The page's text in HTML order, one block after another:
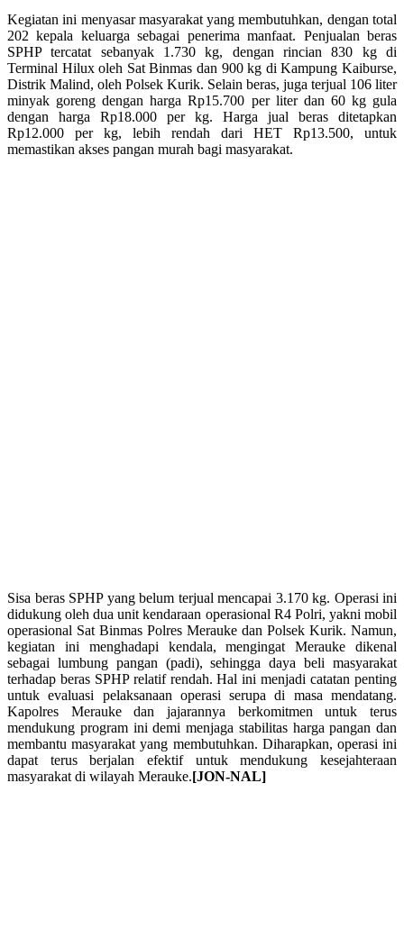
Kegiatan ini menyasar masyarakat yang membutuhkan, dengan total
202 kepala keluarga sebagai penerima manfaat. Penjualan beras
SPHP tercatat sebanyak 1.730 kg, dengan rincian 830 kg di
Terminal Hilux oleh Sat Binmas dan 900 kg di Kampung Kaiburse,
Distrik Malind, oleh Polsek Kurik. Selain beras, juga terjual 106 liter
minyak goreng dengan harga Rp15.700 per liter dan 60 kg gula
dengan harga Rp18.000 per kg. Harga jual beras ditetapkan
Rp12.000 per kg, lebih rendah dari HET Rp13.500, untuk
memastikan akses pangan murah bagi masyarakat.
Sisa beras SPHP yang belum terjual mencapai 3.170 kg. Operasi ini
didukung oleh dua unit kendaraan operasional R4 Polri, yakni mobil
operasional Sat Binmas Polres Merauke dan Polsek Kurik. Namun,
kegiatan ini menghadapi kendala, mengingat Merauke dikenal
sebagai lumbung pangan (padi), sehingga daya beli masyarakat
terhadap beras SPHP relatif rendah. Hal ini menjadi catatan penting
untuk evaluasi pelaksanaan operasi serupa di masa mendatang.
Kapolres Merauke dan jajarannya berkomitmen untuk terus
mendukung program ini demi menjaga stabilitas harga pangan dan
membantu masyarakat yang membutuhkan. Diharapkan, operasi ini
dapat terus berjalan efektif untuk mendukung kesejahteraan
masyarakat di wilayah Merauke.[JON-NAL]